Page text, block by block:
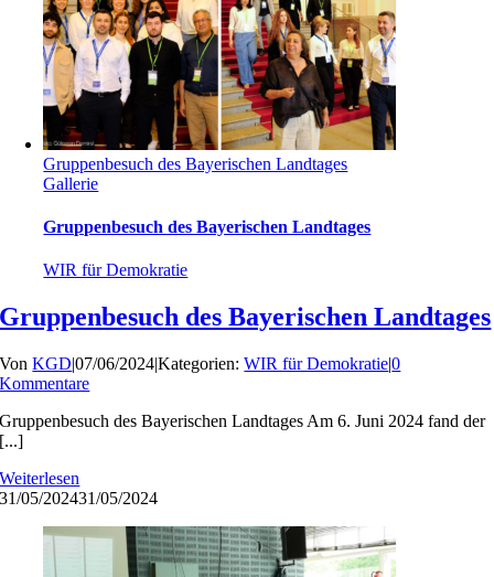
Gruppenbesuch des Bayerischen Landtages
Gallerie
Gruppenbesuch des Bayerischen Landtages
WIR für Demokratie
Gruppenbesuch des Bayerischen Landtages
VonKGD|07/06/2024|Kategorien:WIR für Demokratie|0
Kommentare
Gruppenbesuch des Bayerischen Landtages Am 6. Juni 2024 fand der
[...]
Weiterlesen
31/05/202431/05/2024